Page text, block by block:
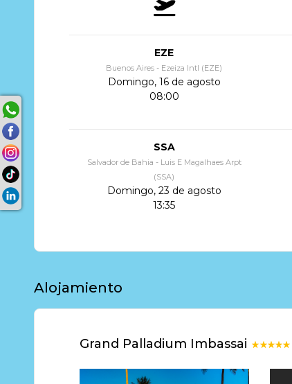
EZE
Buenos Aires - Ezeiza Intl (EZE)
Domingo, 16 de agosto
08:00
SSA
Salvador de Bahia - Luis E Magalhaes Arpt
(SSA)
Domingo, 23 de agosto
13:35
Alojamiento
Grand Palladium Imbassai